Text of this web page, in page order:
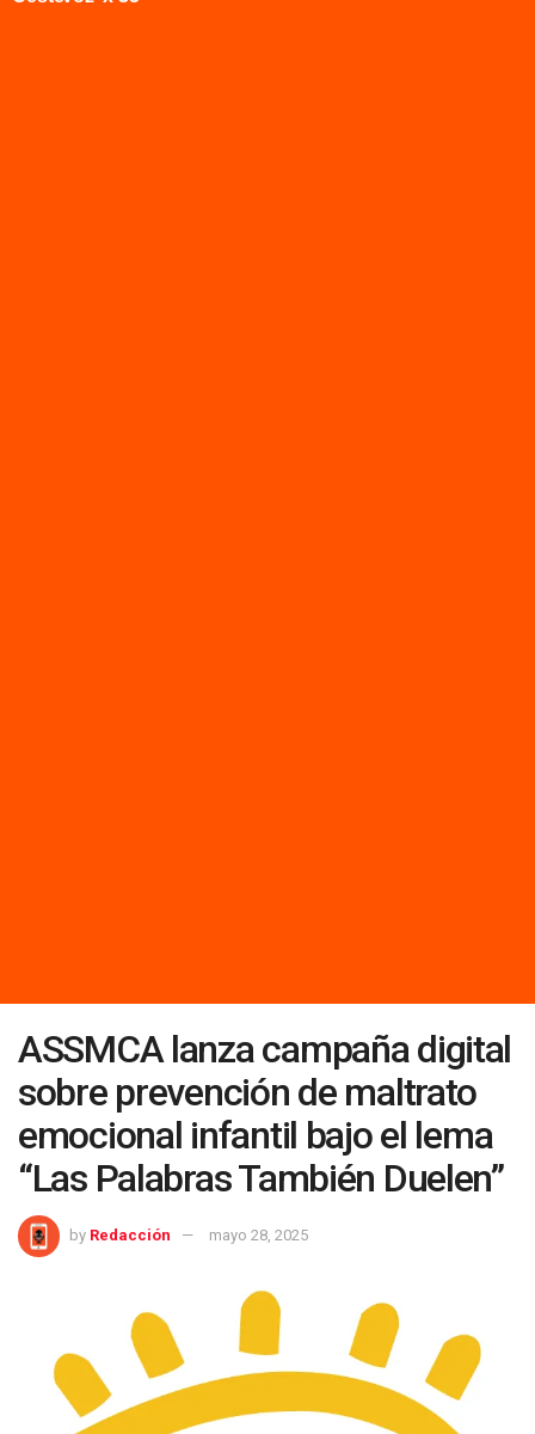
ASSMCA lanza campaña digital
sobre prevención de maltrato
emocional infantil bajo el lema
“Las Palabras También Duelen”
by Redacción mayo 28, 2025